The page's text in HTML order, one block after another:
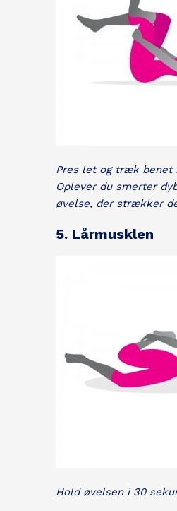
Pres let og træk benet
Oplever du smerter
øvelse, der strækker
5. Lårmusklen
Hold øvelsen i 30